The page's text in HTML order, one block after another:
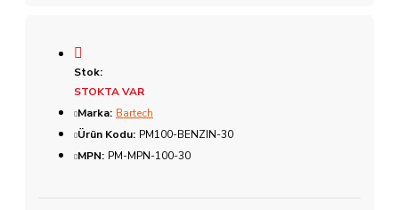
Stok:
STOKTA VAR
Marka: Bartech
Ürün Kodu: PM100-BENZIN-30
MPN: PM-MPN-100-30